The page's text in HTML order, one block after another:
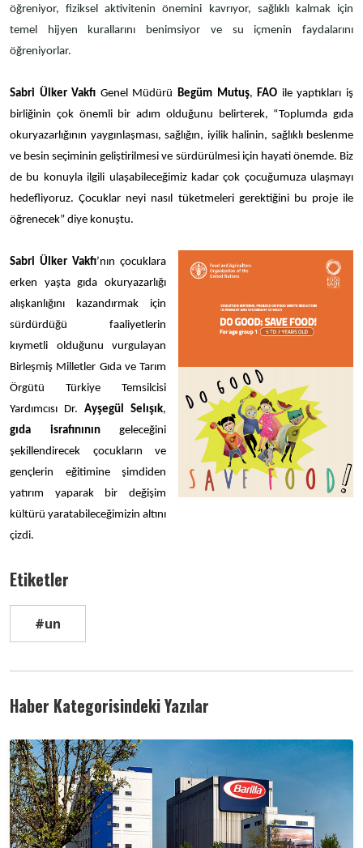
öğreniyor, fiziksel aktivitenin önemini kavrıyor, sağlıklı kalmak için
temel hijyen kurallarını benimsiyor ve su içmenin faydalarını
öğreniyorlar.
Sabri Ülker Vakfı Genel Müdürü Begüm Mutuş,FAO ile yaptıkları iş
birliğinin çok önemli bir adım olduğunu belirterek, “Toplumda gıda
okuryazarlığının yaygınlaşması, sağlığın, iyilik halinin, sağlıklı beslenme
ve besin seçiminin geliştirilmesi ve sürdürülmesi için hayati önemde. Biz
de bu konuyla ilgili ulaşabileceğimiz kadar çok çocuğumuza ulaşmayı
hedefliyoruz. Çocuklar neyi nasıl tüketmeleri gerektiğini bu proje ile
öğrenecek” diye konuştu.
Sabri Ülker Vakfı’nın çocuklara
erken yaşta gıda okuryazarlığı
alışkanlığını kazandırmak için
sürdürdüğü faaliyetlerin
kıymetli olduğunu vurgulayan
Birleşmiş Milletler Gıda ve Tarım
Örgütü Türkiye Temsilcisi
Yardımcısı Dr. Ayşegül Selışık,
gıda israfınınıngeleceğini
şekillendirecek çocukların ve
gençlerin eğitimine şimdiden
yatırım yaparak bir değişim
kültürü yaratabileceğimizin altını
çizdi.
Etiketler
#un
Haber Kategorisindeki Yazılar